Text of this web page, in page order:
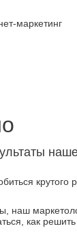
крутого
наш
как